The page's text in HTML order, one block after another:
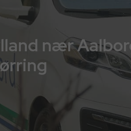
nær